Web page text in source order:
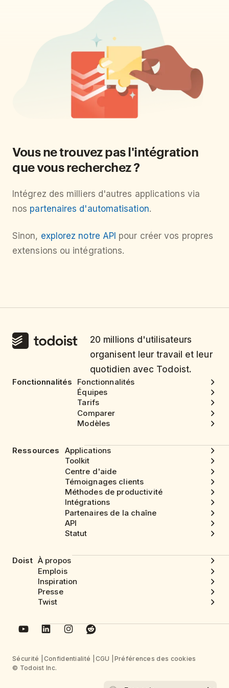
Vous ne trouvez pas l'intégration
que vous recherchez ?
Intégrez des milliers d'autres applications via
nos partenaires d'automatisation.
Sinon, explorez notre API pour créer vos propres
extensions ou intégrations.
20 millions d'utilisateurs
organisent leur travail et leur
quotidien avec Todoist.
Fonctionnalités
Fonctionnalités
Équipes
Tarifs
Comparer
Modèles
Ressources
Applications
Toolkit
Centre d'aide
Témoignages clients
Méthodes de productivité
Intégrations
Partenaires de la chaîne
API
Statut
Doist À propos
Emplois
Inspiration
Presse
Twist
Sécurité Confidentialité CGU
Préférences des cookies
© Todoist Inc.